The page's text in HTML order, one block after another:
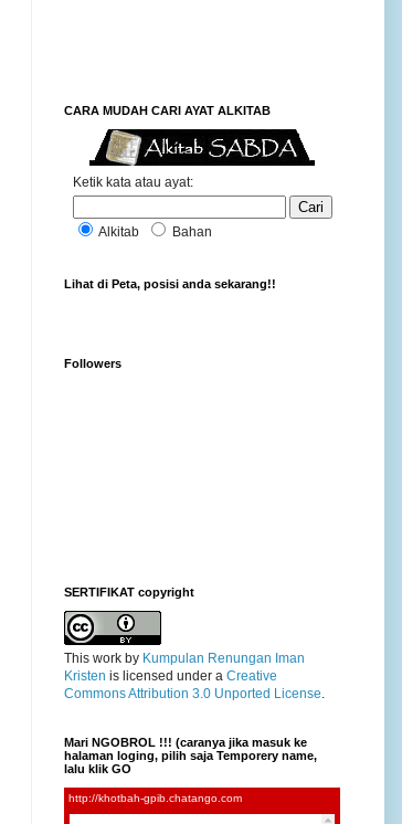
CARA MUDAH CARI AYAT ALKITAB
Ketik kata atau ayat:
Alkitab Bahan
Lihat di Peta, posisi anda sekarang!!
Followers
SERTIFIKAT copyright
This work by Kumpulan Renungan Iman
Kristen is licensed under a Creative
Commons Attribution 3.0 Unported License.
Mari NGOBROL !!! (caranya jika masuk ke
halaman loging, pilih saja Temporery name,
lalu klik GO